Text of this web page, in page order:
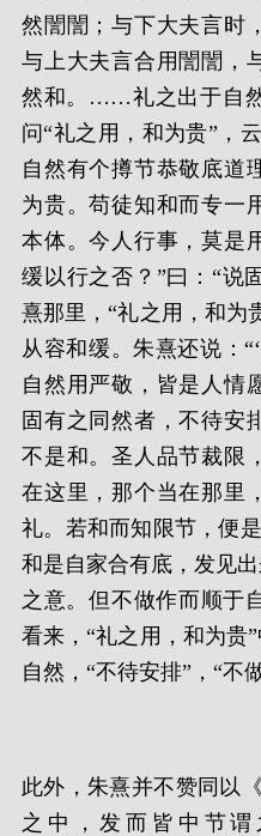
然誾誾；与下大夫言时
与上大夫言合用誾誾，
然和。……礼之出于自
问“礼之用，和为贵”，
自然有个撙节恭敬底道
为贵。苟徒知和而专一
本体。今人行事，莫是
缓以行之否？”曰：“说
熹那里，“礼之用，和为
从容和缓。朱熹还说：
自然用严敬，皆是人情
固有之同然者，不待安
不是和。圣人品节裁限
在这里，那个当在那里
礼。若和而知限节，便是
和是自家合有底，发见
之意。但不做作而顺于
看来，“礼之用，和为贵
自然，“不待安排”，“不
此外，朱熹并不赞同以
之中，发而皆中节